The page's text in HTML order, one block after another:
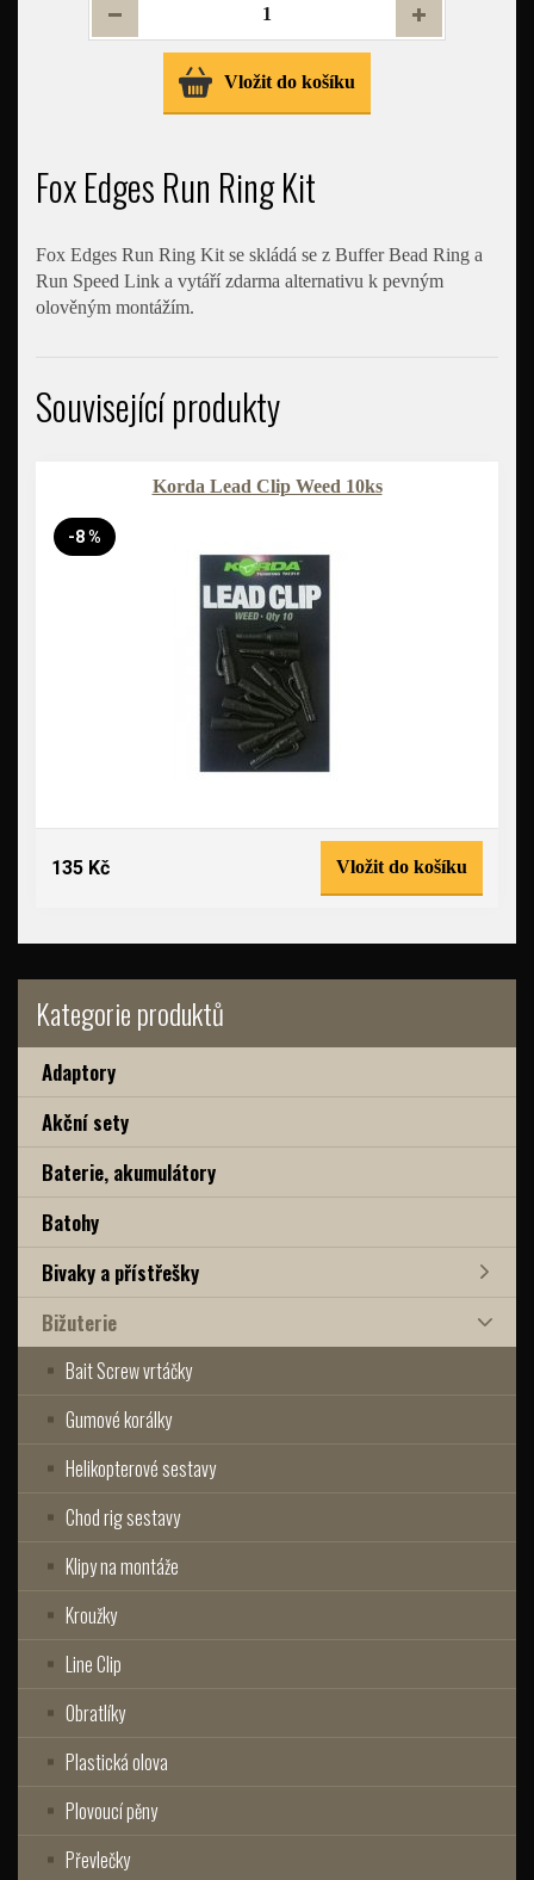
Kategorie produktů
Adaptory
Akční sety
Baterie, akumulátory
Batohy
Bivaky a přístřešky
Bižuterie
Bait Screw vrtáčky
Gumové korálky
Helikopterové sestavy
Chod rig sestavy
Klipy na montáže
Kroužky
Line Clip
Obratlíky
Plastická olova
Plovoucí pěny
Převlečky
Vložit do košíku
Fox Edges Run Ring Kit
Fox Edges Run Ring Kit se skládá se z Buffer Bead Ring a
Run Speed Link a vytáří zdarma alternativu k pevným
olověným montážím.
Související produkty
Korda Lead Clip Weed 10ks
-8 %
135 Kč Vložit do košíku